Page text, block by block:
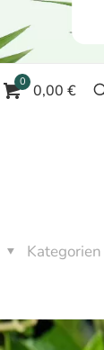
0 0,00 €
Kategorien